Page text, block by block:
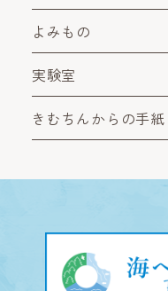
よみもの
実験室
きむちんからの手紙